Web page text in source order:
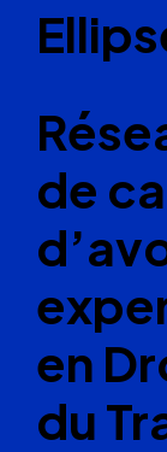
de
en
du